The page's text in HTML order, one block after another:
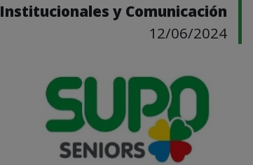
Institucionales y Comunicación
12/06/2024